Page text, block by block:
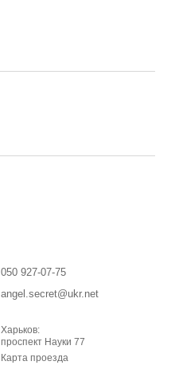
050 927-07-75
angel.secret@ukr.net
Харьков:
проспект Науки 77
Карта проезда